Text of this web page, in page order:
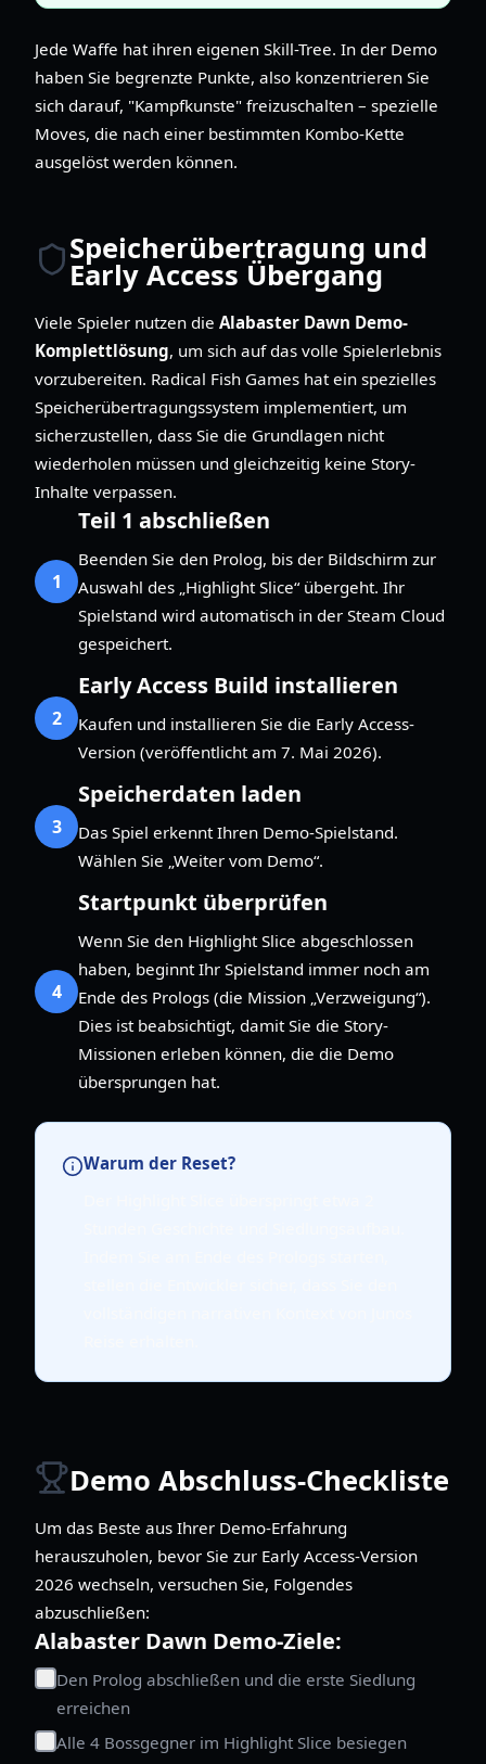
Jede Waffe hat ihren eigenen Skill-Tree. In der Demo
haben Sie begrenzte Punkte, also konzentrieren Sie
sich darauf, "Kampfkunste" freizuschalten – spezielle
Moves, die nach einer bestimmten Kombo-Kette
ausgelöst werden können.
Speicherübertragung und
Early Access Übergang
Viele Spieler nutzen die Alabaster Dawn Demo-
Komplettlösung, um sich auf das volle Spielerlebnis
vorzubereiten. Radical Fish Games hat ein spezielles
Speicherübertragungssystem implementiert, um
sicherzustellen, dass Sie die Grundlagen nicht
wiederholen müssen und gleichzeitig keine Story-
Inhalte verpassen.
1
Teil 1 abschließen
Beenden Sie den Prolog, bis der Bildschirm zur
Auswahl des „Highlight Slice“ übergeht. Ihr
Spielstand wird automatisch in der Steam Cloud
gespeichert.
2
Early Access Build installieren
Kaufen und installieren Sie die Early Access-
Version (veröffentlicht am 7. Mai 2026).
3
Speicherdaten laden
Das Spiel erkennt Ihren Demo-Spielstand.
Wählen Sie „Weiter vom Demo“.
4
Startpunkt überprüfen
Wenn Sie den Highlight Slice abgeschlossen
haben, beginnt Ihr Spielstand immer noch am
Ende des Prologs (die Mission „Verzweigung“).
Dies ist beabsichtigt, damit Sie die Story-
Missionen erleben können, die die Demo
übersprungen hat.
Warum der Reset?
Demo Abschluss-Checkliste
Um das Beste aus Ihrer Demo-Erfahrung
herauszuholen, bevor Sie zur Early Access-Version
2026 wechseln, versuchen Sie, Folgendes
abzuschließen:
Alabaster Dawn Demo-Ziele:
Den Prolog abschließen und die erste Siedlung
erreichen
Alle 4 Bossgegner im Highlight Slice besiegen